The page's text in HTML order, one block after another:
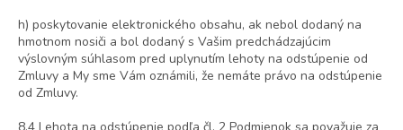
h) poskytovanie elektronického obsahu, ak nebol dodaný na
hmotnom nosiči a bol dodaný s Vašim predchádzajúcim
výslovným súhlasom pred uplynutím lehoty na odstúpenie od
Zmluvy a My sme Vám oznámili, že nemáte právo na odstúpenie
od Zmluvy.
8.4 Lehota na odstúpenie podľa čl. 2 Podmienok sa považuje za